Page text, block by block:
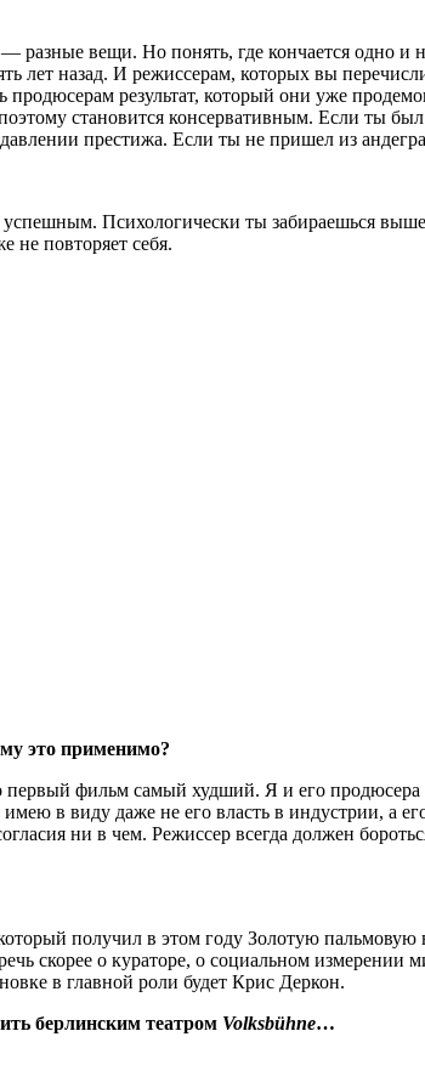
разные вещи. Но понять, где кончается одно
лет назад. И режиссерам, которых вы
результат, который они уже
становится консервативным. Если ты
престижа. Если ты не пришел из
Психологически ты забираешься
не повторяет себя.
это применимо?
фильм самый худший. Я и его
в виду даже не его власть в индустрии, а
ни в чем. Режиссер всегда должен
получил в этом году Золотую
скорее о кураторе, о социальном измерении
в главной роли будет Крис Деркон.
берлинским театром Volksbühne…